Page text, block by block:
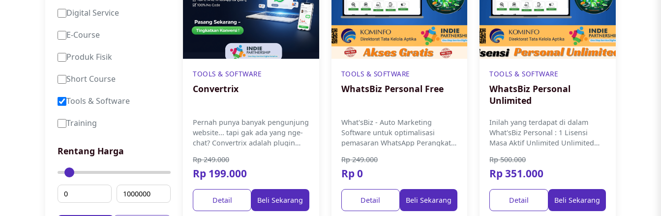
Digital Service
E-Course
Produk Fisik
Short Course
Tools & Software
Training
Rentang Harga
TOOLS & SOFTWARE
Convertrix
Pernah punya banyak pengunjung
website... tapi gak ada yang nge-
chat? Convertrix adalah plugin
menyulap tombol biasa di...
Rp 249.000
Rp 199.000
Detail Beli Sekarang
TOOLS & SOFTWARE
WhatsBiz Personal Free
What'sBiz - Auto Marketing
Software untuk optimalisasi
pemasaran WhatsApp Perangkat
WhatsApp yang dirancang khusus
untuk ...
Rp 249.000
Rp 0
Detail Beli Sekarang
TOOLS & SOFTWARE
WhatsBiz Personal
Unlimited
Inilah yang terdapat di dalam
What'sBiz Personal : 1 Lisensi
Masa Aktif Unlimited Unlimited
Unlimited Data Kontak...
Rp 500.000
Rp 351.000
Detail Beli Sekarang